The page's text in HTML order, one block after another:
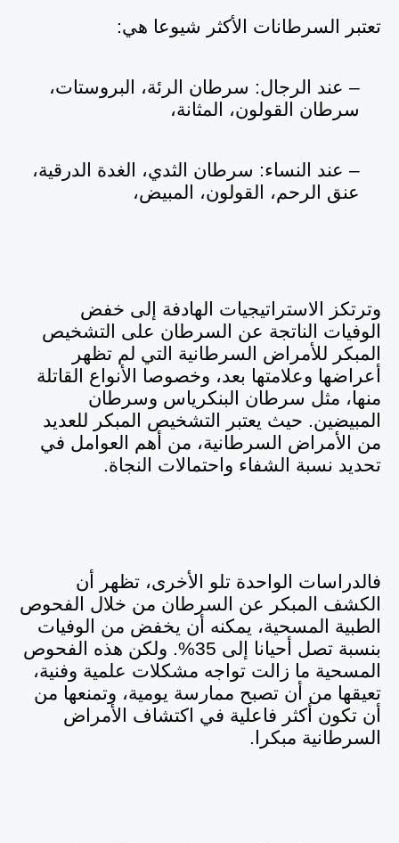
تعتبر السرطانات الأكثر شيوعا هي :
– عند الرجال: سرطان الرئة، البروستات،
سرطان القولون، المثانة،
– عند النساء: سرطان الثدي، الغدة الدرقية،
عنق الرحم، القولون، المبيض،
وترتكز الاستراتيجيات الهادفة إلى خفض
الوفيات الناتجة عن السرطان على التشخيص
المبكر للأمراض السرطانية التي لم تظهر
أعراضها وعلامتها بعد، وخصوصا الأنواع القاتلة
منها، مثل سرطان البنكرياس وسرطان
المبيضين. حيث يعتبر التشخيص المبكر للعديد
من الأمراض السرطانية، من أهم العوامل في
تحديد نسبة الشفاء واحتمالات النجاة.
فالدراسات الواحدة تلو الأخرى، تظهر أن
الكشف المبكر عن السرطان من خلال الفحوص
الطبية المسحية، يمكنه أن يخفض من الوفيات
بنسبة تصل أحيانا إلى 35%. ولكن هذه الفحوص
المسحية ما زالت تواجه مشكلات علمية وفنية،
تعيقها من أن تصبح ممارسة يومية، وتمنعها من
أن تكون أكثر فاعلية في اكتشاف الأمراض
السرطانية مبكرا